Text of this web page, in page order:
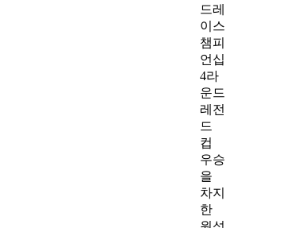
드레
이스
챔피
언십
4라
운드
레전
드
컵
우승
을
차지
한